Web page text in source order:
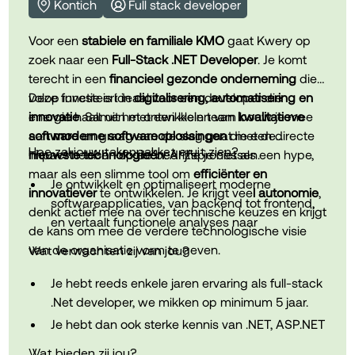
softwareorganisatie met ruimte voor initiatief en
eigen inbreng.
Uitgebreide opleidingsmogelijkheden en kansen
om jezelf verder te ontwikkelen binnen een
internationale omgeving.
Een aangename werkomgeving met korte
communicatielijnen, een hecht team en een
sterke focus op samenwerking.
Kontich Full stack developer
Voor een stabiele en familiale KMO gaat Kwery op
zoek naar een Full-Stack .NET Developer. Je komt
terecht in een financieel gezonde onderneming die
volop investeert indigitalisering, automatisering en
innovatie. Samen met een klein team bouw je mee
aanmoderne softwareoplossingendie een directe
impact hebben op de bedrijfsprocessen.
Deze functie is ideaal voor een developer die
energie haalt uit het ontwikkelen vankwalitatieve
softwareen graag aan de slag gaat met de
nieuwste technologieën. AI zie je niet als een hype,
maar als een slimme tool om efficiënter en
innovatieverte ontwikkelen. Je krijgt veel autonomie,
denkt actief mee na over technische keuzes en krijgt
de kans om mee de verdere technologische visie
van de organisatie vorm te geven.
Hoe zal jouw takenpakket eruit zien?
Je ontwikkelt en optimaliseert moderne
softwareapplicaties, van backend tot frontend,
en vertaalt functionele analyses naar
verschillende systemen en neemt ownership
over de technische uitwerking.
Je denkt actief mee over technische innovaties
Wat verwachten zij van jou?
Je hebt reeds enkele jaren ervaring als full-stack
.Net developer, we mikken op minimum 5 jaar.
Je hebt dan ook sterke kennis van .NET, ASP.NET